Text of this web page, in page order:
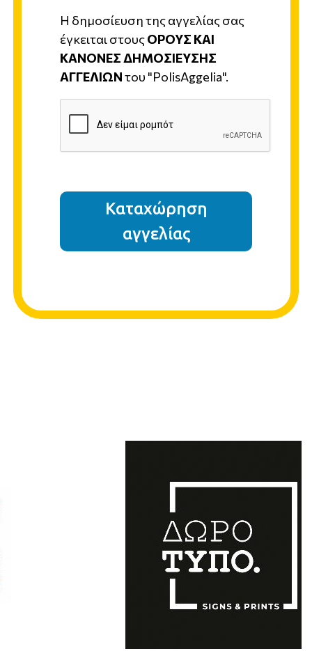
Η δημοσίευση της αγγελίας σας
έγκειται στουςΟΡΟΥΣ ΚΑΙ
ΚΑΝΟΝΕΣ ΔΗΜΟΣΙΕΥΣΗΣ
ΑΓΓΕΛΙΩΝτου "PolisAggelia".
Καταχώρηση
αγγελίας